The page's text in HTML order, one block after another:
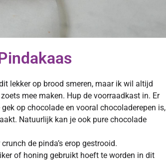
lekker op brood smeren, maar ik wil altijd
mee maken. Hup de voorraadkast in. Er
op chocolade en vooral chocoladerepen is,
Natuurlijk kan je ook pure chocolade
de pinda’s erop gestrooid.
of honing gebruikt hoeft te worden in dit